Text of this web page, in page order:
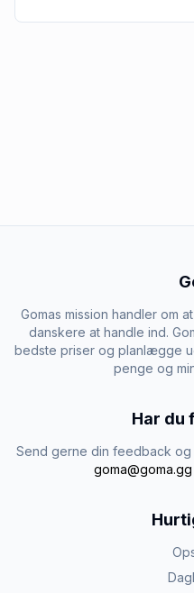
Gomas mission handler om
danskere at handle ind.
bedste priser og planlægge
penge og
Har du
Send gerne din feedback
goma@goma.gg